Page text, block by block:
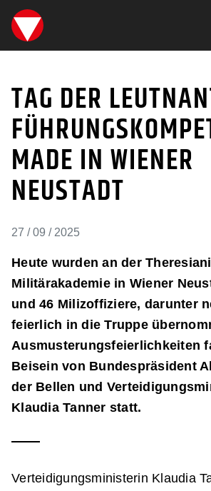
SKIPLINKS
TAG DER
TAG DER
MADE IN WIENER
NEUSTADT
27 / 09 / 2025
Heute wurden an der
Militärakademie in Wiener
und 46 Milizoffiziere, darunter
feierlich in die Truppe
Ausmusterungsfeierlichkeiten
Beisein von Bundespräsident
der Bellen und
Klaudia Tanner statt.
Verteidigungsministerin Klaudia